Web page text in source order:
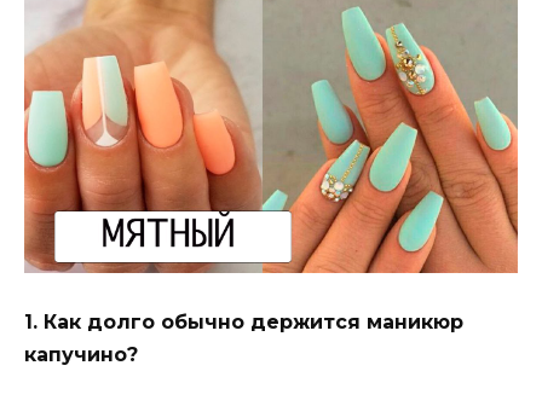
1. Как долго обычно держится маникюр
капучино?